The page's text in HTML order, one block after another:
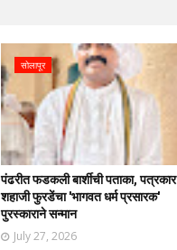
सोलापूर
पंढरीत फडकली बार्शीची पताका, पत्रकार
शहाजी फुरडेंचा 'भागवत धर्म प्रसारक'
पुरस्काराने सन्मान
July 27, 2026